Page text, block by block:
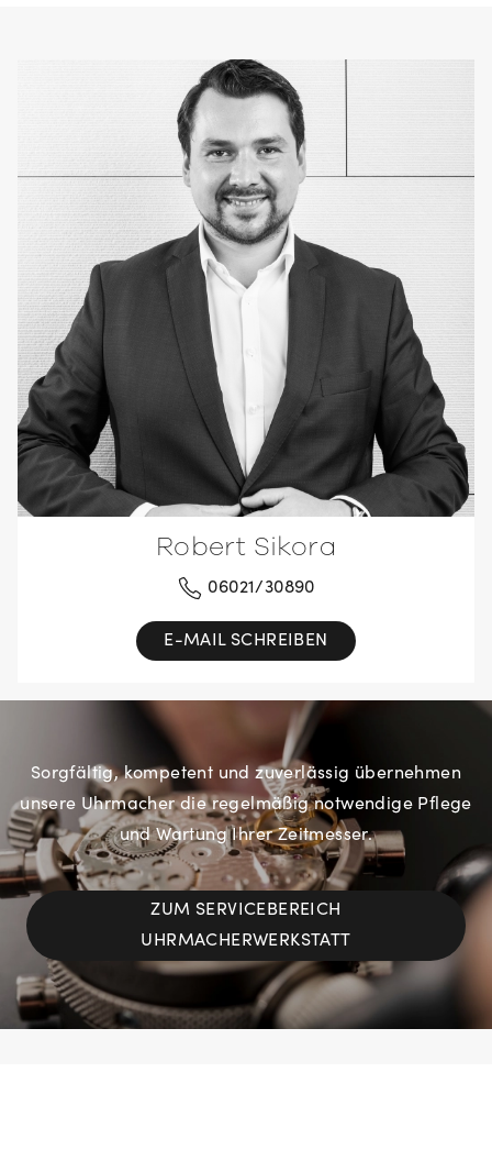
Robert Sikora
06021/30890
E-MAIL SCHREIBEN
Sorgfältig, kompetent und zuverlässig übernehmen
unsere Uhrmacher die regelmäßig notwendige Pflege
und Wartung Ihrer Zeitmesser.
ZUM SERVICEBEREICH
UHRMACHERWERKSTATT